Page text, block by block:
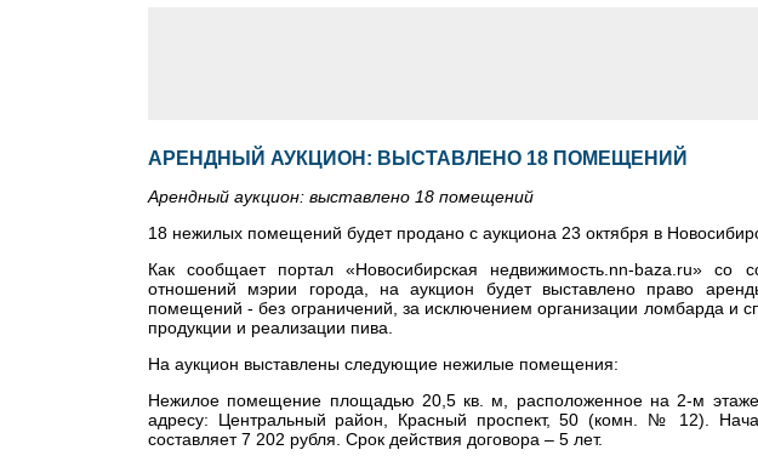
АРЕНДНЫЙ АУКЦИОН: ВЫСТАВЛЕНО 18 ПОМЕЩЕНИЙ
Арендный аукцион: выставлено 18 помещений
18 нежилых помещений будет продано с аукциона 23 октября в
Как сообщает портал «Новосибирская недвижимость.nn-baza.ru» со
отношений мэрии города, на аукцион будет выставлено право
помещений -без ограничений, за исключением организации ломбарда и
продукции и реализации пива.
На аукцион выставлены следующие нежилые помещения:
Нежилое помещение площадью 20,5 кв. м, расположенное на 2-м
адресу: Центральный район, Красный проспект, 50 (комн. № 12).
составляет7 202 рубля. Срок действия договора – 5 лет.